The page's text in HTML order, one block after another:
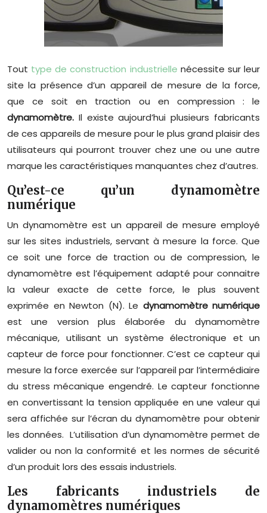
Tout type de construction industrielle nécessite sur leur
site la présence d’un appareil de mesure de la force,
que ce soit en traction ou en compression : le
dynamomètre. Il existe aujourd’hui plusieurs fabricants
de ces appareils de mesure pour le plus grand plaisir des
utilisateurs qui pourront trouver chez une ou une autre
marque les caractéristiques manquantes chez d’autres.
Qu’est-ce qu’un dynamomètre
numérique
Un dynamomètre est un appareil de mesure employé
sur les sites industriels, servant à mesure la force. Que
ce soit une force de traction ou de compression, le
dynamomètre est l’équipement adapté pour connaitre
la valeur exacte de cette force, le plus souvent
exprimée en Newton (N). Le dynamomètre numérique
est une version plus élaborée du dynamomètre
mécanique, utilisant un système électronique et un
capteur de force pour fonctionner. C’est ce capteur qui
mesure la force exercée sur l’appareil par l’intermédiaire
du stress mécanique engendré. Le capteur fonctionne
en convertissant la tension appliquée en une valeur qui
sera affichée sur l’écran du dynamomètre pour obtenir
les données. L’utilisation d’un dynamomètre permet de
valider ou non la conformité et les normes de sécurité
d’un produit lors des essais industriels.
Les fabricants industriels de
dynamomètres numériques